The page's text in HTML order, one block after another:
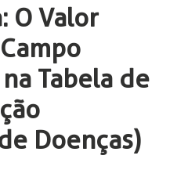
O Valor
Tabela de
Doenças)